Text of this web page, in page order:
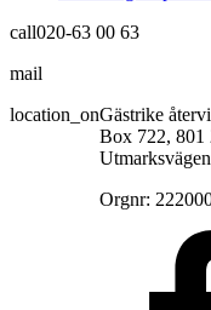
call020-63 00 63
mail
location_onGästrike
Box 722, 801
Orgnr: